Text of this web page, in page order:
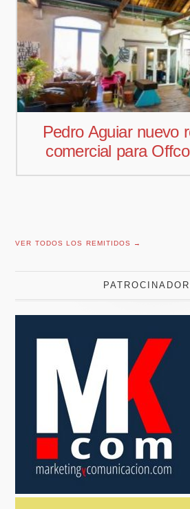
Pedro Aguiar nuevo
comercial para
VER TODOS LOS REMITIDOS →